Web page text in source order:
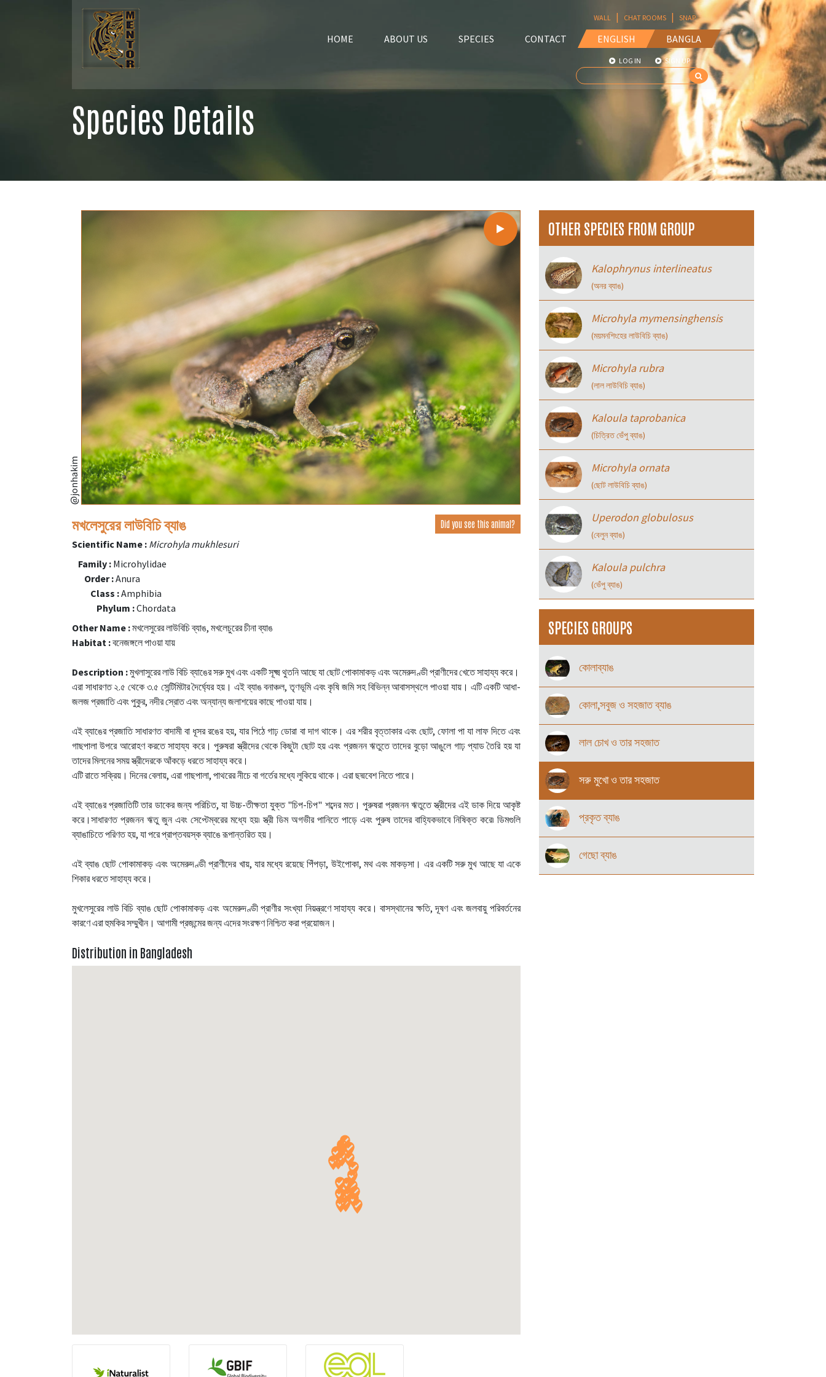
HOME ABOUT US SPECIES CONTACT ENGLISH BANGLA
WALL | CHAT ROOMS | SNAP
LOG IN SIGN UP
Species Details
@jonhakim
মখলেসুরের লাউবিচি ব্যাঙ Did you see this animal?
Scientific Name : Microhyla mukhlesuri
Family : Microhylidae
Order :Anura
Class :Amphibia
Phylum :Chordata
Other Name :মখলেসুরের লাউবিচি ব্যাঙ, মখলেচুরের চীনা ব্যাঙ
Habitat :বনেজঙ্গলে পাওয়া যায়
Description :মুখলাসুরের লাউ বিচি ব্যাঙের সরু মুখ এবং একটি সূক্ষ্ম থুতনি আছে যা ছোট পোকামাকড় এবং অমেরুদণ্ডী প্রাণীদের খেতে সাহায্য করে।
এরা সাধারণত ২.৫ থেকে ৩.৫ সেন্টিমিটার দৈর্ঘ্যের হয়। এই ব্যাঙ বনাঞ্চল, তৃণভূমি এবং কৃষি জমি সহ বিভিন্ন আবাসস্থলে পাওয়া যায়। এটি একটি আধা-
জলজ প্রজাতি এবং পুকুর, নদীর স্রোত এবং অন্যান্য জলাশয়ের কাছে পাওয়া যায়।
এই ব্যাঙের প্রজাতি সাধারণত বাদামী বা ধূসর রঙের হয়, যার পিঠে গাঢ় ডোরা বা দাগ থাকে। এর শরীর বৃত্তাকার এবং ছোট, ফোলা পা যা লাফ দিতে এবং
গাছপালা উপরে আরোহণ করতে সাহায্য করে। পুরুষরা স্ত্রীদের থেকে কিছুটা ছোট হয় এবং প্রজনন ঋতুতে তাদের বুড়ো আঙুলে গাঢ় প্যাড তৈরি হয় যা
তাদের মিলনের সময় স্ত্রীদেরকে আঁকড়ে ধরতে সাহায্য করে।
এটি রাতে সক্রিয়। দিনের বেলায়, এরা গাছপালা, পাথরের নীচে বা গর্তের মধ্যে লুকিয়ে থাকে। এরা ছদ্মবেশ নিতে পারে।
এই ব্যাঙের প্রজাতিটি তার ডাকের জন্য পরিচিত, যা উচ্চ-তী‌ক্ষতা যুক্ত "চিপ-চিপ" শব্দের মত। পুরুষরা প্রজনন ঋতুতে স্ত্রীদের এই ডাক দিয়ে আকৃষ্ট
করে।সাধারণত প্রজনন ঋতু জুন এবং সেপ্টেম্বরের মধ্যে হয়৷ স্ত্রী ডিম অগভীর পানিতে পাড়ে এবং পুরুষ তাদের বাহ্যিকভাবে নিষিক্ত করে৷ ডিমগুলি
ব্যাঙাচিতে পরিণত হয়, যা পরে প্রাপ্তবয়স্ক ব্যাঙে রূপান্তরিত হয়।
এই ব্যাঙ ছোট পোকামাকড় এবং অমেরুদণ্ডী প্রাণীদের খায়, যার মধ্যে রয়েছে পিঁপড়া, উইপোকা, মথ এবং মাকড়সা। এর একটি সরু মুখ আছে যা একে
শিকার ধরতে সাহায্য করে।
মুখলেসুরের লাউ বিচি ব্যাঙ ছোট পোকামাকড় এবং অমেরুদণ্ডী প্রাণীর সংখ্যা নিয়ন্ত্রণে সাহায্য করে। বাসস্থানের ক্ষতি, দূষণ এবং জলবায়ু পরিবর্তনের
কারণে এরা হুমকির সম্মুখীন। আগামী প্রজন্মের জন্য এদের সংরক্ষণ নিশ্চিত করা প্রয়োজন।
Distribution in Bangladesh
OTHER SPECIES FROM GROUP
Kalophrynus interlineatus
(অনর ব্যাঙ)
Microhyla mymensinghensis
(ময়মনশিংহের লাউবিচি ব্যাঙ)
Microhyla rubra
(লাল লাউবিচি ব্যাঙ)
Kaloula taprobanica
(চিত্রিত ভেঁপু ব্যাঙ)
Microhyla ornata
(ছোট লাউবিচি ব্যাঙ)
Uperodon globulosus
(বেলুন ব্যাঙ)
Kaloula pulchra
(ভেঁপু ব্যাঙ)
SPECIES GROUPS
কোলাব্যাঙ
কোলা,সবুজ ও সহজাত ব্যাঙ
লাল চোখ ও তার সহজাত
সরু মুখো ও তার সহজাত
প্রকৃত ব্যাঙ
গেছো ব্যাঙ